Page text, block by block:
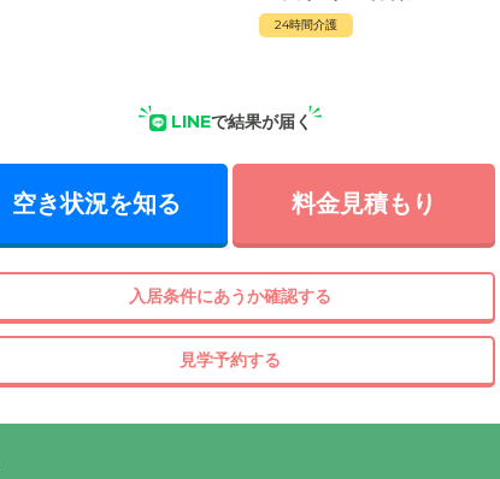
24時間介護
LINEで結果が届く
空き状況を知る 料金見積もり
入居条件にあうか確認する
見学予約する